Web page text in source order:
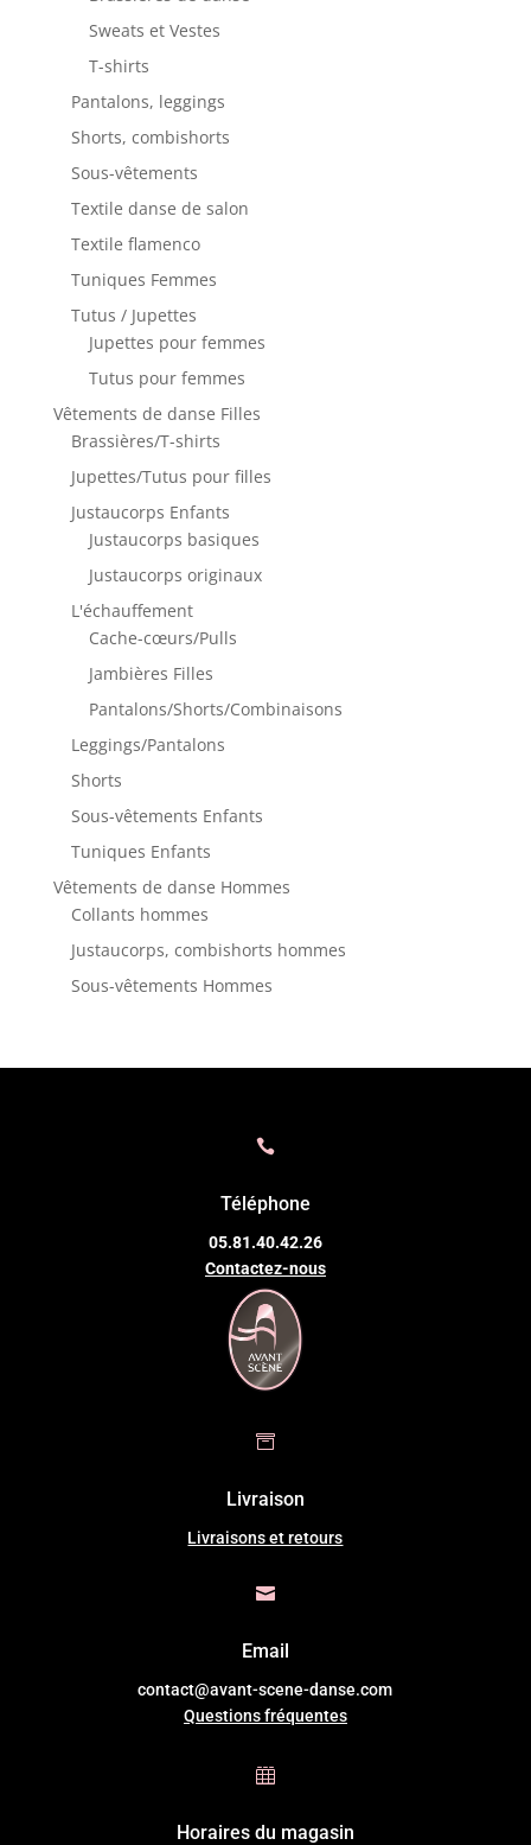
Sweats et Vestes
T-shirts
Pantalons, leggings
Shorts, combishorts
Sous-vêtements
Textile danse de salon
Textile flamenco
Tuniques Femmes
Tutus / Jupettes
Jupettes pour femmes
Tutus pour femmes
Vêtements de danse Filles
Brassières/T-shirts
Jupettes/Tutus pour filles
Justaucorps Enfants
Justaucorps basiques
Justaucorps originaux
L'échauffement
Cache-cœurs/Pulls
Jambières Filles
Pantalons/Shorts/Combinaisons
Leggings/Pantalons
Shorts
Sous-vêtements Enfants
Tuniques Enfants
Vêtements de danse Hommes
Collants hommes
Justaucorps, combishorts hommes
Sous-vêtements Hommes

Téléphone
05.81.40.42.26
Contactez-nous

Livraison
Livraisons et retours

Email
contact@avant-scene-danse.com
Questions fréquentes

Horaires du magasin